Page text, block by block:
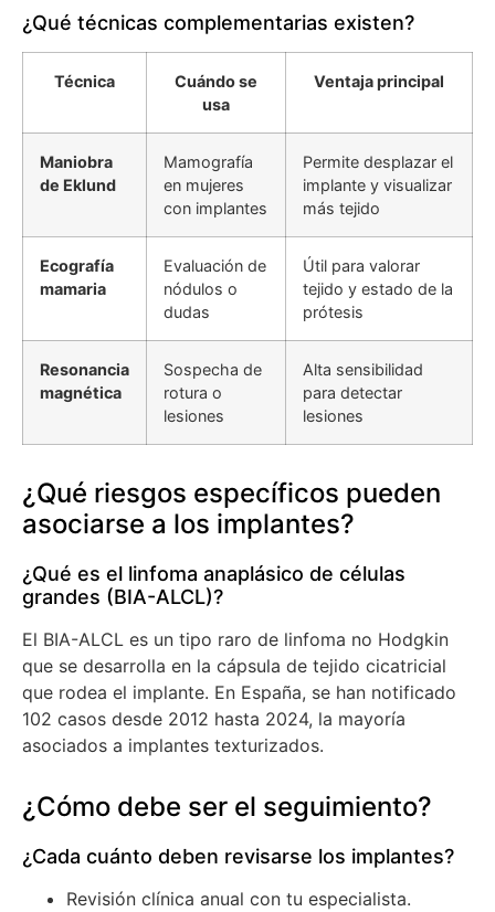
¿Qué técnicas complementarias existen?
Técnica
Cuándo se
usa
Ventaja principal
Maniobra
de Eklund
Mamografía
en mujeres
con implantes
Permite desplazar el
implante y visualizar
más tejido
Ecografía
mamaria
Evaluación de
nódulos o
dudas
Útil para valorar
tejido y estado de la
prótesis
Resonancia
magnética
Sospecha de
rotura o
lesiones
Alta sensibilidad
para detectar
lesiones
¿Qué riesgos específicos pueden
asociarse a los implantes?
¿Qué es el linfoma anaplásico de células
grandes (BIA-ALCL)?
El BIA-ALCL es un tipo raro de linfoma no Hodgkin
que se desarrolla en la cápsula de tejido cicatricial
que rodea el implante. En España, se han notificado
102 casos desde 2012 hasta 2024, la mayoría
asociados a implantes texturizados.
¿Cómo debe ser el seguimiento?
¿Cada cuánto deben revisarse los implantes?
Revisión clínica anual con tu especialista.